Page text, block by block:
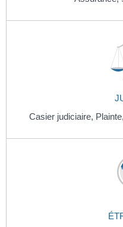
Casier judiciaire, Plainte,